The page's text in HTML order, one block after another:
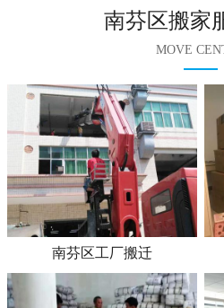
南芬区搬家
MOVE
南芬区工厂搬迁